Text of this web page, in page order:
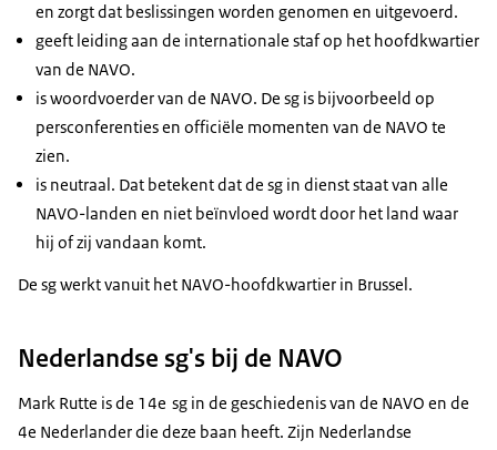
en zorgt dat beslissingen worden genomen en uitgevoerd.
geeft leiding aan de internationale staf op het hoofdkwartier
van de NAVO.
is woordvoerder van de NAVO. De sg is bijvoorbeeld op
persconferenties en officiële momenten van de NAVO te
zien.
is neutraal. Dat betekent dat de sg in dienst staat van alle
NAVO-landen en niet beïnvloed wordt door het land waar
hij of zij vandaan komt.
De sg werkt vanuit het NAVO-hoofdkwartier in Brussel.
Nederlandse sg's bij de NAVO
Mark Rutte is de 14e sg in de geschiedenis van de NAVO en de
4e Nederlander die deze baan heeft. Zijn Nederlandse